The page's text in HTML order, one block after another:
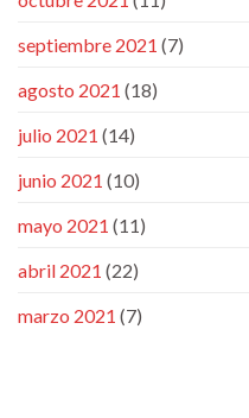
septiembre 2021 (7)
agosto 2021 (18)
julio 2021 (14)
junio 2021 (10)
mayo 2021 (11)
abril 2021 (22)
marzo 2021 (7)